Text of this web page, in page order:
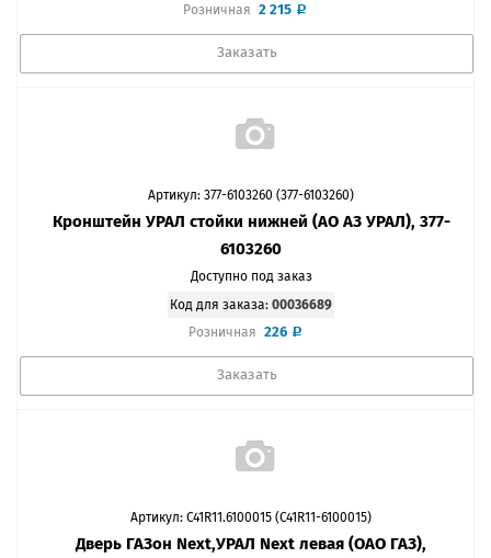
Розничная 2 215
Заказать
Артикул: 377-6103260 (377-6103260)
Кронштейн УРАЛ стойки нижней (АО АЗ УРАЛ), 377-
6103260
Доступно под заказ
Код для заказа: 00036689
Розничная 226
Заказать
Артикул: C41R11.6100015 (С41R11-6100015)
Дверь ГАЗон Next,УРАЛ Next левая (ОАО ГАЗ),